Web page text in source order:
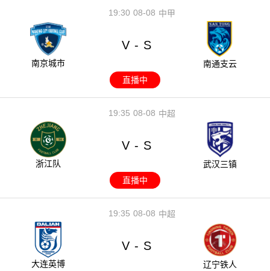
08-08
19:30 中甲
南京城市
V - S
南通支云
直播中
08-08
19:35 中超
浙江队
V - S
武汉三镇
直播中
08-08
19:35 中超
大连英博
V - S
辽宁铁人